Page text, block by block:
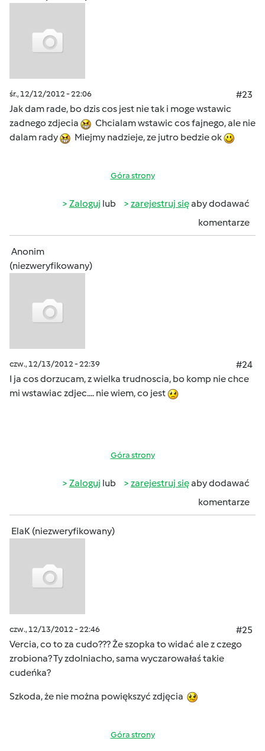
śr., 12/12/2012 - 22:06
#23
Jak dam rade, bo dzis cos jest nie tak i moge wstawic
zadnego zdjecia
Chcialam wstawic cos fajnego, ale nie
dalam rady
Miejmy nadzieje, ze jutro bedzie ok
Góra strony
Zaloguj lub zarejestruj sięaby dodawać
komentarze
Anonim
(niezweryfikowany)
czw., 12/13/2012 - 22:39
#24
I ja cos dorzucam, z wielka trudnoscia, bo komp nie chce
mi wstawiac zdjec.... nie wiem, co jest
Góra strony
Zaloguj lub zarejestruj sięaby dodawać
komentarze
ElaK (niezweryfikowany)
czw., 12/13/2012 - 22:46
#25
Vercia, co to za cudo??? Że szopka to widać ale z czego
zrobiona? Ty zdolniacho, sama wyczarowałaś takie
cudeńka?
Szkoda, że nie można powiększyć zdjęcia
Góra strony